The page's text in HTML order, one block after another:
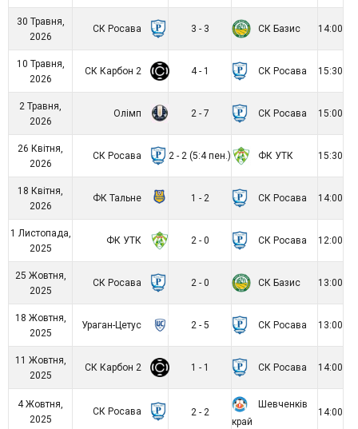
30 Травня,
2026
СК Росава 3 - 3 СК Базис 14:00
10 Травня,
2026
СК Карбон 2 4 - 1 СК Росава 15:30
2 Травня,
2026
Олімп 2 - 7 СК Росава 15:00
26 Квітня,
2026
СК Росава 2 - 2 (5:4 пен.) ФК УТК 15:30
18 Квітня,
2026
ФК Тальне 1 - 2 СК Росава 14:00
1 Листопада,
2025
ФК УТК 2 - 0 СК Росава 12:00
25 Жовтня,
2025
СК Росава 2 - 0 СК Базис 13:00
18 Жовтня,
2025
Ураган-Цетус 2 - 5 СК Росава 13:00
11 Жовтня,
2025
СК Карбон 2 1 - 1 СК Росава 14:00
4 Жовтня,
2025
СК Росава 2 - 2
Шевченків
край
14:00